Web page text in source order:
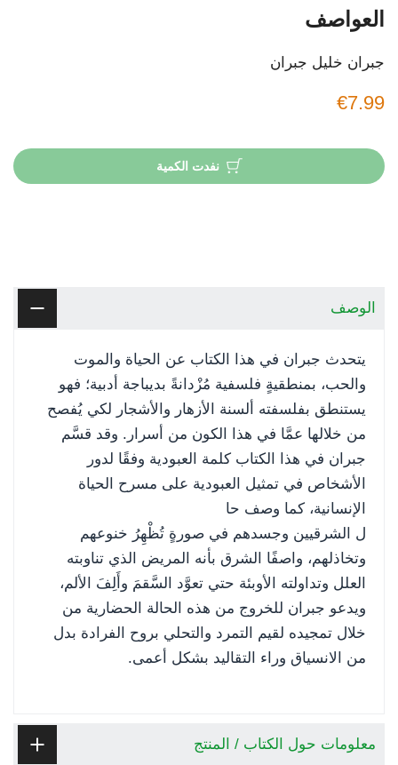
العواصف
جبران خليل جبران
€7.99
نفدت الكمية
الوصف
يتحدث جبران في هذا الكتاب عن الحياة والموت
والحب، بمنطقيةٍ فلسفية مُزْدانةً بديباجة أدبية؛ فهو
يستنطق بفلسفته ألسنة الأزهار والأشجار لكي يُفصح
من خلالها عمَّا في هذا الكون من أسرار. وقد قسَّم
جبران في هذا الكتاب كلمة العبودية وفقًا لدور
الأشخاص في تمثيل العبودية على مسرح الحياة
الإنسانية، كما وصف حا
ل الشرقيين وجسدهم في صورةٍ تُظْهِرُ خنوعهم
وتخاذلهم، واصفًا الشرق بأنه المريض الذي تناوبته
العلل وتداولته الأوبئة حتي تعوَّد السَّقمَ وأَلِفَ الألم،
ويدعو جبران للخروج من هذه الحالة الحضارية من
خلال تمجيده لقيم التمرد والتحلي بروح الفرادة بدل
من الانسياق وراء التقاليد بشكل أعمى.
معلومات حول الكتاب / المنتج